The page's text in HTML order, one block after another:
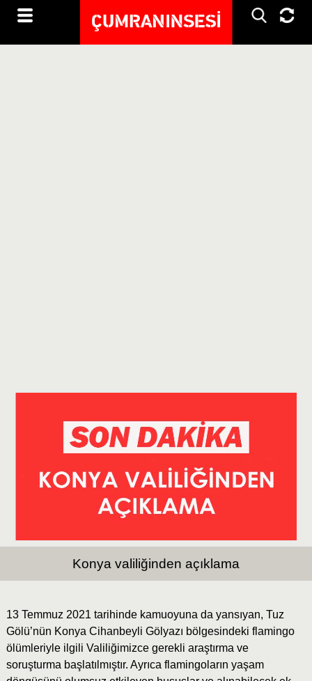
Konya valiliğinden açıklama
13 Temmuz 2021 tarihinde kamuoyuna da yansıyan, Tuz
Gölü’nün Konya Cihanbeyli Gölyazı bölgesindeki flamingo
ölümleriyle ilgili Valiliğimizce gerekli araştırma ve
soruşturma başlatılmıştır. Ayrıca flamingoların yaşam